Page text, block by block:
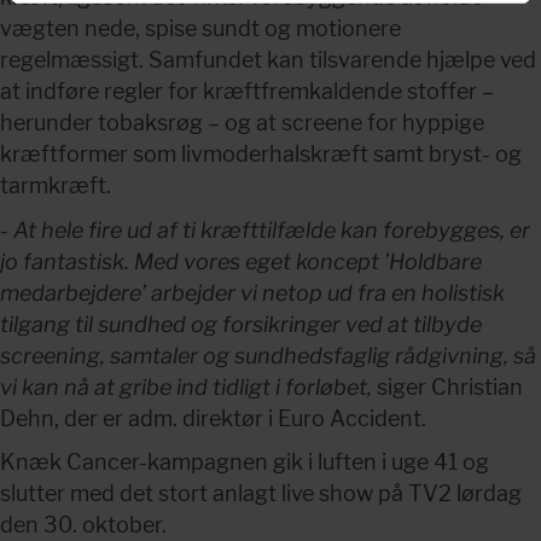
vægten nede, spise sundt og motionere
regelmæssigt. Samfundet kan tilsvarende hjælpe ved
at indføre regler for kræftfremkaldende stoffer –
herunder tobaksrøg – og at screene for hyppige
kræftformer som livmoderhalskræft samt bryst- og
tarmkræft.
- At hele fire ud af ti kræfttilfælde kan forebygges, er
jo fantastisk. Med vores eget koncept ’Holdbare
medarbejdere’ arbejder vi netop ud fra en holistisk
tilgang til sundhed og forsikringer ved at tilbyde
screening, samtaler og sundhedsfaglig rådgivning, så
vi kan nå at gribe ind tidligt i forløbet, siger Christian
Dehn, der er adm. direktør i Euro Accident.
Knæk Cancer-kampagnen gik i luften i uge 41 og
slutter med det stort anlagt live show på TV2 lørdag
den 30. oktober.